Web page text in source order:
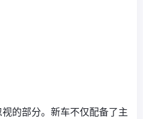
的部分。新车不仅配备了主